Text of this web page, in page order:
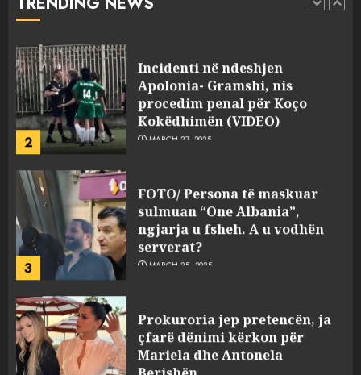
1
pasuri të pajustifikuar
2
Incidenti në ndeshjen
Apolonia- Gramshi, nis
procedim penal për Koço
Kokëdhimën (VIDEO)
3
FOTO/ Persona të maskuar
sulmuan “One Albania”,
ngjarja u fsheh. A u vodhën
serverat?
Prokuroria jep pretencën, ja
çfarë dënimi kërkon për
Mariela dhe Antonela
Berishën